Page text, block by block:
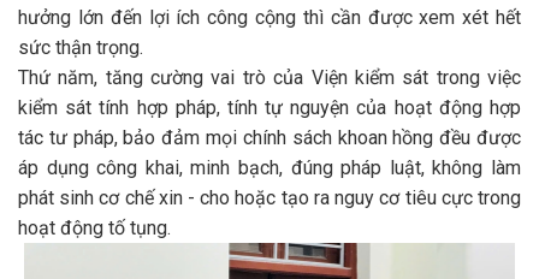
hưởng lớn đến lợi ích công cộng thì cần được xem xét hết
sức thận trọng.
Thứ năm, tăng cường vai trò của Viện kiểm sát trong việc
kiểm sát tính hợp pháp, tính tự nguyện của hoạt động hợp
tác tư pháp, bảo đảm mọi chính sách khoan hồng đều được
áp dụng công khai, minh bạch, đúng pháp luật, không làm
phát sinh cơ chế xin - cho hoặc tạo ra nguy cơ tiêu cực trong
hoạt động tố tụng.